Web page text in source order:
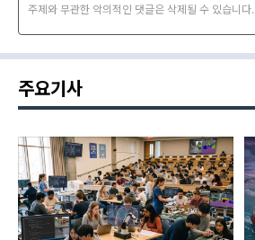
주제와 무관한 악의적인 댓글은 삭제될 수 있습니다.
주요기사